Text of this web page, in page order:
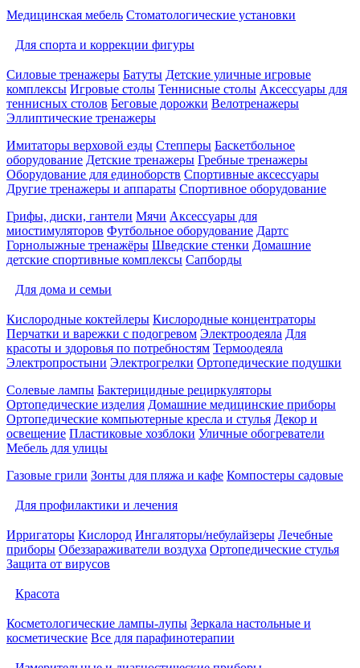
Медицинская мебель Стоматологические установки
Для спорта и коррекции фигуры
Силовые тренажеры Батуты Детские уличные игровые
комплексы Игровые столы Теннисные столы Аксессуары для
теннисных столов Беговые дорожки Велотренажеры
Эллиптические тренажеры
Имитаторы верховой езды Степперы Баскетбольное
оборудование Детские тренажеры Гребные тренажеры
Оборудование для единоборств Спортивные аксессуары
Другие тренажеры и аппараты Спортивное оборудование
Грифы, диски, гантели Мячи Аксессуары для
миостимуляторов Футбольное оборудование Дартс
Горнолыжные тренажёры Шведские стенки Домашние
детские спортивные комплексы Сапборды
Для дома и семьи
Кислородные коктейлеры Кислородные концентраторы
Перчатки и варежки с подогревом Электроодеяла Для
красоты и здоровья по потребностям Термоодеяла
Электропростыни Электрогрелки Ортопедические подушки
Солевые лампы Бактерицидные рециркуляторы
Ортопедические изделия Домашние медицинские приборы
Ортопедические компьютерные кресла и стулья Декор и
освещение Пластиковые хозблоки Уличные обогреватели
Мебель для улицы
Газовые грили Зонты для пляжа и кафе Компостеры садовые
Для профилактики и лечения
Ирригаторы Кислород Ингаляторы/небулайзеры Лечебные
приборы Обеззараживатели воздуха Ортопедические стулья
Защита от вирусов
Красота
Косметологические лампы-лупы Зеркала настольные и
косметические Все для парафинотерапии